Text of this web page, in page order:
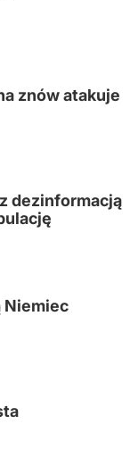
znów atakuje
dezinformacją
Niemiec